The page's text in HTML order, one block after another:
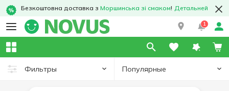
Безкоштовна доставка з Моршинська зі смаком! Детальней
1
Фильтры Популярные